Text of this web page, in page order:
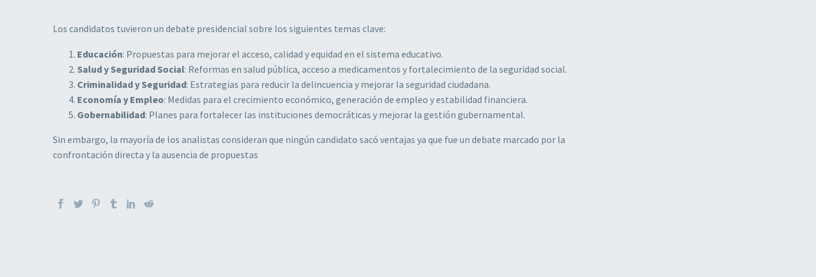
Los candidatos tuvieron un debate presidencial sobre los siguientes temas clave:
Educación: Propuestas para mejorar el acceso, calidad y equidad en el sistema educativo.
Salud y Seguridad Social: Reformas en salud pública, acceso a medicamentos y fortalecimiento de la seguridad social.
Criminalidad y Seguridad: Estrategias para reducir la delincuencia y mejorar la seguridad ciudadana.
Economía y Empleo: Medidas para el crecimiento económico, generación de empleo y estabilidad financiera.
Gobernabilidad: Planes para fortalecer las instituciones democráticas y mejorar la gestión gubernamental.
Sin embargo, la mayoría de los analistas consideran que ningún candidato sacó ventajas ya que fue un debate marcado por la
confrontación directa y la ausencia de propuestas